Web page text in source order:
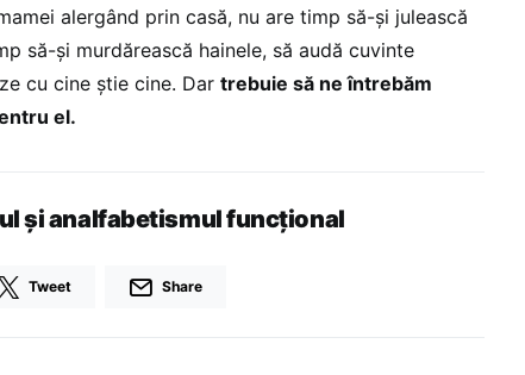
alergând prin casă, nu are timp să-şi julească
să-şi murdărească hainele, să audă cuvinte
cu cine ştie cine. Dar trebuie să ne întrebăm
el.
şi analfabetismul funcţional
Tweet Share